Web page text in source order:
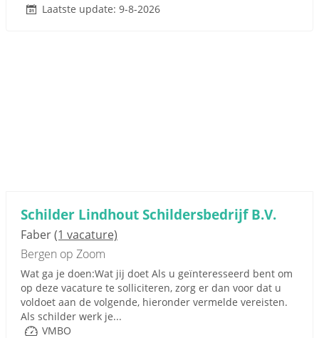
Laatste update: 9-8-2026
Schilder Lindhout Schildersbedrijf B.V.
Faber(1 vacature)
Bergen op Zoom
Wat ga je doen:Wat jij doet Als u geïnteresseerd bent om
op deze vacature te solliciteren, zorg er dan voor dat u
voldoet aan de volgende, hieronder vermelde vereisten.
Als schilder werk je...
VMBO